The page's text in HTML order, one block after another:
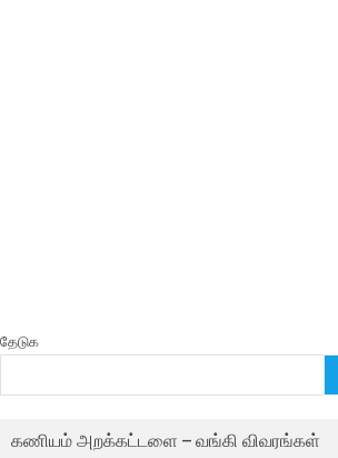
தேடுக
கணியம் அறக்கட்டளை – வங்கி விவரங்கள்